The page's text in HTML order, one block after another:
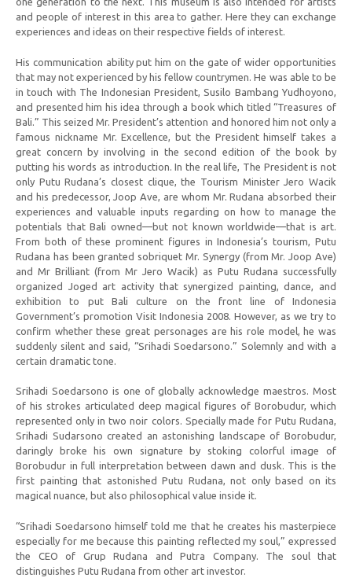
and people of interest in this area to gather. Here they can exchange
experiences and ideas on their respective fields of interest.
His communication ability put him on the gate of wider opportunities
that may not experienced by his fellow countrymen. He was able to be
in touch with The Indonesian President, Susilo Bambang Yudhoyono,
and presented him his idea through a book which titled “Treasures of
Bali.” This seized Mr. President’s attention and honored him not only a
famous nickname Mr. Excellence, but the President himself takes a
great concern by involving in the second edition of the book by
putting his words as introduction. In the real life, The President is not
only Putu Rudana’s closest clique, the Tourism Minister Jero Wacik
and his predecessor, Joop Ave, are whom Mr. Rudana absorbed their
experiences and valuable inputs regarding on how to manage the
potentials that Bali owned—but not known worldwide—that is art.
From both of these prominent figures in Indonesia’s tourism, Putu
Rudana has been granted sobriquet Mr. Synergy (from Mr. Joop Ave)
and Mr Brilliant (from Mr Jero Wacik) as Putu Rudana successfully
organized Joged art activity that synergized painting, dance, and
exhibition to put Bali culture on the front line of Indonesia
Government’s promotion Visit Indonesia 2008. However, as we try to
confirm whether these great personages are his role model, he was
suddenly silent and said, “Srihadi Soedarsono.” Solemnly and with a
certain dramatic tone.
Srihadi Soedarsono is one of globally acknowledge maestros. Most
of his strokes articulated deep magical figures of Borobudur, which
represented only in two noir colors. Specially made for Putu Rudana,
Srihadi Sudarsono created an astonishing landscape of Borobudur,
daringly broke his own signature by stoking colorful image of
Borobudur in full interpretation between dawn and dusk. This is the
first painting that astonished Putu Rudana, not only based on its
magical nuance, but also philosophical value inside it.
“Srihadi Soedarsono himself told me that he creates his masterpiece
especially for me because this painting reflected my soul,” expressed
the CEO of Grup Rudana and Putra Company. The soul that
distinguishes Putu Rudana from other art investor.